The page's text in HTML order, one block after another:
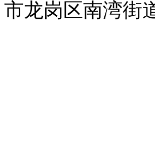
市龙岗区南湾街